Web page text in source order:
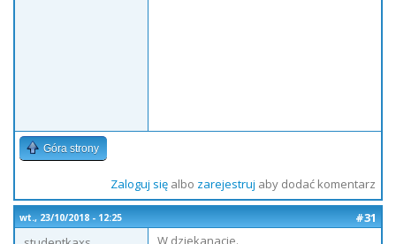
Góra strony
Zaloguj sięalbo zarejestruj aby dodać komentarz
wt., 23/10/2018 - 12:25
#31
W dziekanacie.